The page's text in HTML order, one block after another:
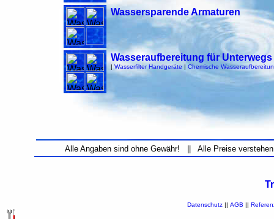
Wassersparende Armaturen
Wasseraufbereitung für Unterwegs
| Wasserfilter Handgeräte| Chemische
Alle Angaben sind ohne Gewähr! || Alle Preise
Datenschutz|| AGB ||